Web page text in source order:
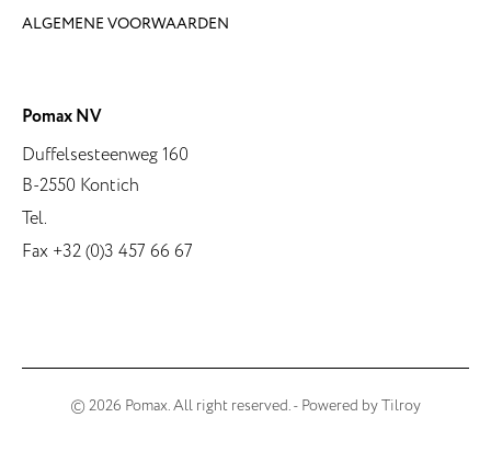
ALGEMENE VOORWAARDEN
Pomax NV
Duffelsesteenweg 160
B-2550 Kontich
Tel.
Fax +32 (0)3 457 66 67
© 2026 Pomax. All right reserved. - Powered byTilroy